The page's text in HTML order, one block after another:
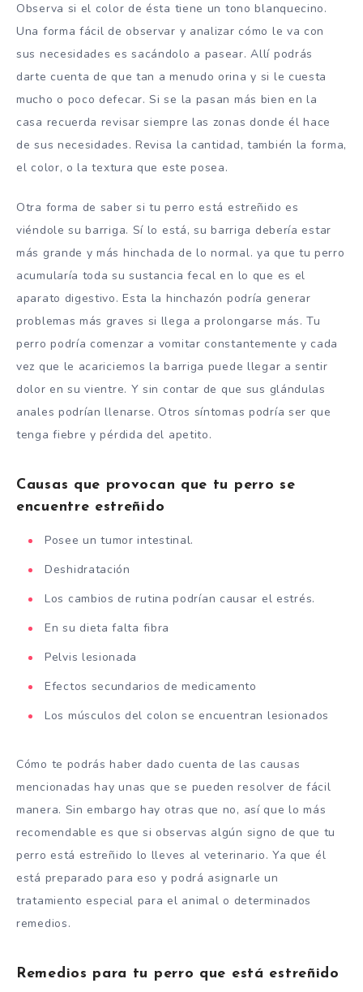
Observa si el color de ésta tiene un tono blanquecino.
Una forma fácil de observar y analizar cómo le va con
sus necesidades es sacándolo a pasear. Allí podrás
darte cuenta de que tan a menudo orina y si le cuesta
mucho o poco defecar. Si se la pasan más bien en la
casa recuerda revisar siempre las zonas donde él hace
de sus necesidades. Revisa la cantidad, también la forma,
el color, o la textura que este posea.
Otra forma de saber si tu perro está estreñido es
viéndole su barriga. Sí lo está, su barriga debería estar
más grande y más hinchada de lo normal. ya que tu perro
acumularía toda su sustancia fecal en lo que es el
aparato digestivo. Esta la hinchazón podría generar
problemas más graves si llega a prolongarse más. Tu
perro podría comenzar a vomitar constantemente y cada
vez que le acariciemos la barriga puede llegar a sentir
dolor en su vientre. Y sin contar de que sus glándulas
anales podrían llenarse. Otros síntomas podría ser que
tenga fiebre y pérdida del apetito.
Causas que provocan que tu perro se
encuentre estreñido
Posee un tumor intestinal.
Deshidratación
Los cambios de rutina podrían causar el estrés.
En su dieta falta fibra
Pelvis lesionada
Efectos secundarios de medicamento
Los músculos del colon se encuentran lesionados
Cómo te podrás haber dado cuenta de las causas
mencionadas hay unas que se pueden resolver de fácil
manera. Sin embargo hay otras que no, así que lo más
recomendable es que si observas algún signo de que tu
perro está estreñido lo lleves al veterinario. Ya que él
está preparado para eso y podrá asignarle un
tratamiento especial para el animal o determinados
remedios.
Remedios para tu perro que está estreñido